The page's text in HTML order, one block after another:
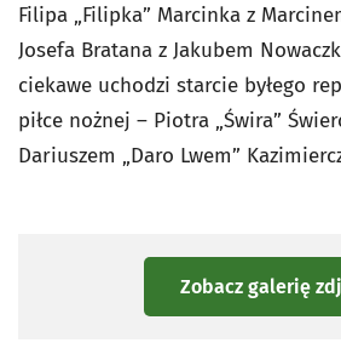
Filipa „Filipka” Marcinka z
Josefa Bratana z Jakubem
ciekawe uchodzi starcie byłego
piłce nożnej – Piotra „Świra”
Dariuszem „Daro Lwem”
Zobacz galerię